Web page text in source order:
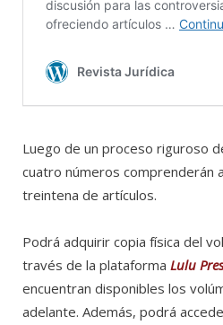
Luego de un proceso riguroso
cuatro números comprenderán
treintena de artículos.
Podrá adquirir copia física del
través de la plataforma Lulu
encuentran disponibles los
adelante. Además, podrá